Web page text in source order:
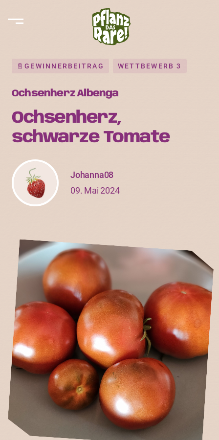
GEWINNERBEITRAG WETTBEWERB 3
Ochsenherz Albenga
Ochsenherz,
schwarze Tomate
Johanna08
09. Mai 2024